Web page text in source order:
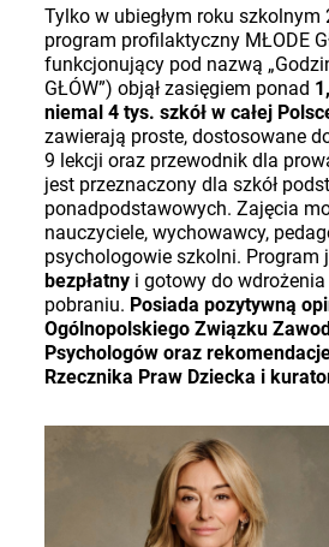
Tylko w ubiegłym roku
program profilaktyczny MŁODE
funkcjonujący pod nazwą
GŁÓW”) objął zasięgiem ponad
niemal 4 tys. szkół w całej
zawierają proste, dostosowane
9 lekcji oraz przewodnik dla
jest przeznaczony dla szkół
ponadpodstawowych. Zajęcia
nauczyciele, wychowawcy,
psychologowie szkolni. Program
bezpłatny i gotowy do
pobraniu. Posiada pozytywną
Ogólnopolskiego Związku
Psychologów oraz
Rzecznika Praw Dziecka i